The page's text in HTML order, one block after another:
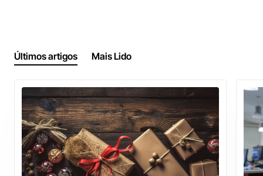
Últimos artigos Mais Lido